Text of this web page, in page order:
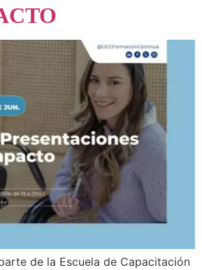
de la Escuela de Capacitación